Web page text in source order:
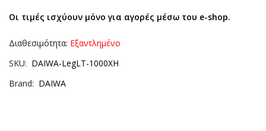
Οι τιμές ισχύουν μόνο για αγορές μέσω του e-shop.
Διαθεσιμότητα: Εξαντλημένο
SKU
DAIWA-LegLT-1000XH
Brand
DAIWA